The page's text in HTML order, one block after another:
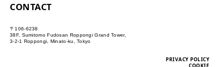
CONTACT
〒106-6238
38F, Sumitomo Fudosan Roppongi Grand Tower,
3-2-1 Roppongi, Minato-ku, Tokyo
PRIVACY POLICY